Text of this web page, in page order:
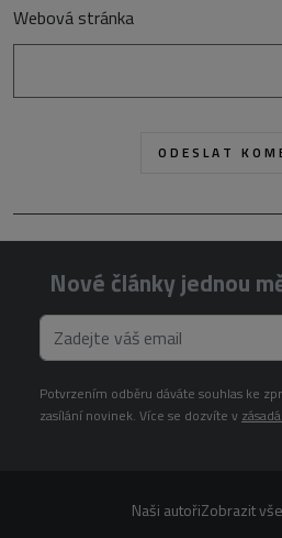
Webová stránka
Nové články jednou
Potvrzením odběru dáváte souhlas ke
zasílání novinek. Více se dozvíte v
Naši autořiZobrazit